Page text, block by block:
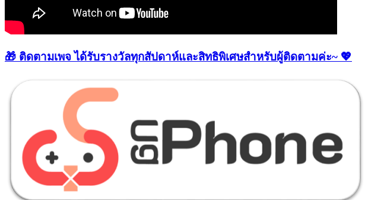
🎁 ติดตามเพจ ได้รับรางวัลทุกสัปดาห์และสิทธิพิเศษสำหรับผู้ติดตามค่ะ~ 💖